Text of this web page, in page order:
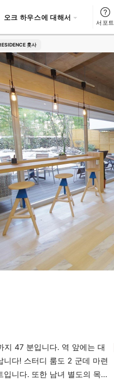
오크 하우스에 대해서
서포트
훗사
지 47 분입니다. 역 앞에는 대
다! 스터디 룸도 2 군데 마련
니다. 또한 남녀 별도의 목욕